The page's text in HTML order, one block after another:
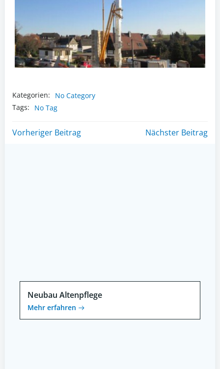
Kategorien:
No Category
Tags:
No Tag
Post
Vorheriger Beitrag
PostNächster Beitrag
Neubau Altenpflege
Mehr erfahren